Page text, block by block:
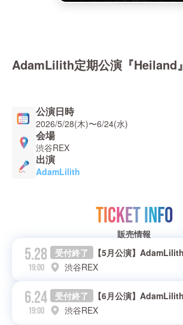
AdamLilith定期公演『Heiland』
公演日時
2026/5/28(木)〜6/24(水)
会場
渋谷REX
出演
AdamLilith
TICKET INFO
販売情報
5.28
19:00
受付終了
渋谷REX
6.24
19:00
受付終了
渋谷REX